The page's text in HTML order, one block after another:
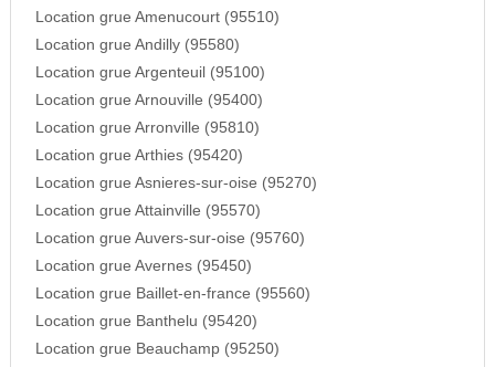
Location grue Amenucourt (95510)
Location grue Andilly (95580)
Location grue Argenteuil (95100)
Location grue Arnouville (95400)
Location grue Arronville (95810)
Location grue Arthies (95420)
Location grue Asnieres-sur-oise (95270)
Location grue Attainville (95570)
Location grue Auvers-sur-oise (95760)
Location grue Avernes (95450)
Location grue Baillet-en-france (95560)
Location grue Banthelu (95420)
Location grue Beauchamp (95250)